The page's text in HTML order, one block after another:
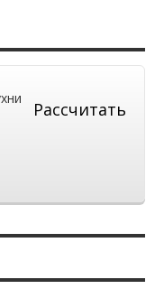
Рассчитать